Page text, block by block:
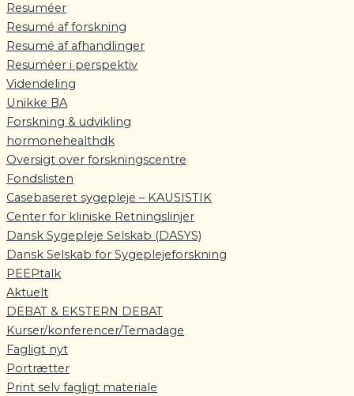
Resuméer
Resumé af forskning
Resumé af afhandlinger
Resuméer i perspektiv
Videndeling
Unikke BA
Forskning & udvikling
hormonehealthdk
Oversigt over forskningscentre
Fondslisten
Casebaseret sygepleje – KAUSISTIK
Center for kliniske Retningslinjer
Dansk Sygepleje Selskab (DASYS)
Dansk Selskab for Sygeplejeforskning
PEEPtalk
Aktuelt
DEBAT & EKSTERN DEBAT
Kurser/konferencer/Temadage
Fagligt nyt
Portrætter
Print selv fagligt materiale